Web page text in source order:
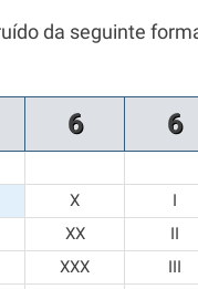
da seguinte
6 6
X
I
XX
II
XXX
III